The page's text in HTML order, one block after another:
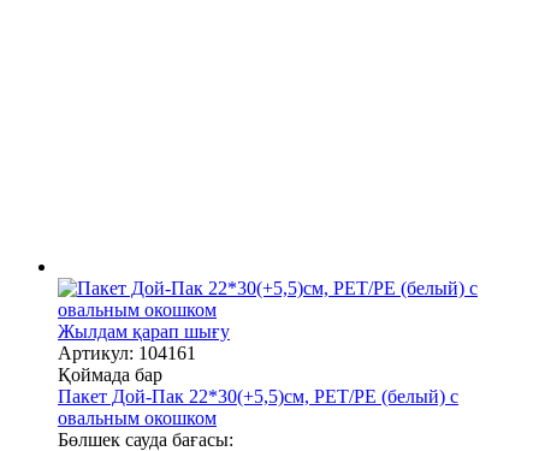
Жылдам қарап шығу
Артикул: 104161
Қоймада бар
Пакет Дой-Пак 22*30(+5,5)см, PET/PE (белый) с
овальным окошком
Бөлшек сауда бағасы: